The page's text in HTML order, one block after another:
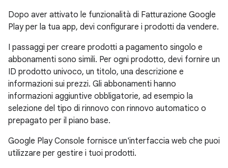
Dopo aver attivato le funzionalità di Fatturazione Google
Play per la tua app, devi configurare i prodotti da vendere.
I passaggi per creare prodotti a pagamento singolo e
abbonamenti sono simili. Per ogni prodotto, devi fornire un
ID prodotto univoco, un titolo, una descrizione e
informazioni sui prezzi. Gli abbonamenti hanno
informazioni aggiuntive obbligatorie, ad esempio la
selezione del tipo di rinnovo con rinnovo automatico o
prepagato per il piano base.
Google Play Console fornisce un'interfaccia web che puoi
utilizzare per gestire i tuoi prodotti.